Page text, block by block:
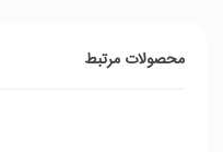
محصولات مرتبط